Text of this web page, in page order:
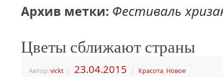
Архив метки: Фестиваль
Цветы сближают страны
Автор:vickt | 23.04.2015 | Красота, Новое